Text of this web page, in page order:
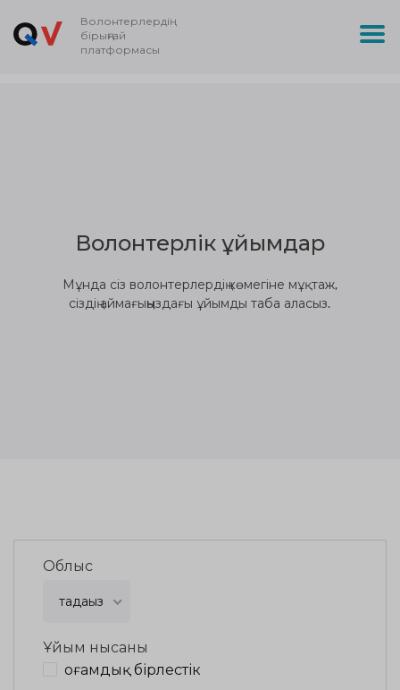
Волонтерлердің
бірыңғай
платформасы
Волонтерлік ұйымдар
Мұнда сіз волонтерлердің көмегіне мұқтаж,
сіздің аймағыңыздағы ұйымды таба аласыз.
Облыс
таңдаңыз
Ұйым нысаны
Қоғамдық бірлестік